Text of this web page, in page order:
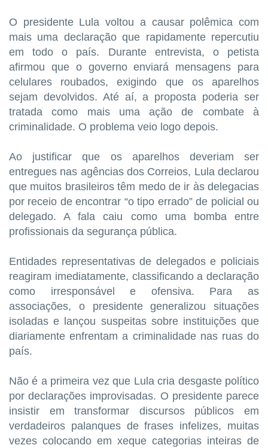
O presidente Lula voltou a causar polêmica com
mais uma declaração que rapidamente repercutiu
em todo o país. Durante entrevista, o petista
afirmou que o governo enviará mensagens para
celulares roubados, exigindo que os aparelhos
sejam devolvidos. Até aí, a proposta poderia ser
tratada como mais uma ação de combate à
criminalidade. O problema veio logo depois.
Ao justificar que os aparelhos deveriam ser
entregues nas agências dos Correios, Lula declarou
que muitos brasileiros têm medo de ir às delegacias
por receio de encontrar “o tipo errado” de policial ou
delegado. A fala caiu como uma bomba entre
profissionais da segurança pública.
Entidades representativas de delegados e policiais
reagiram imediatamente, classificando a declaração
como irresponsável e ofensiva. Para as
associações, o presidente generalizou situações
isoladas e lançou suspeitas sobre instituições que
diariamente enfrentam a criminalidade nas ruas do
país.
Não é a primeira vez que Lula cria desgaste político
por declarações improvisadas. O presidente parece
insistir em transformar discursos públicos em
verdadeiros palanques de frases infelizes, muitas
vezes colocando em xeque categorias inteiras de